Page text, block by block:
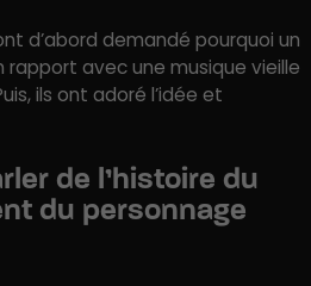
d’abord demandé pourquoi un
avec une musique vieille
ils ont adoré l’idée et
de l’histoire du
du personnage